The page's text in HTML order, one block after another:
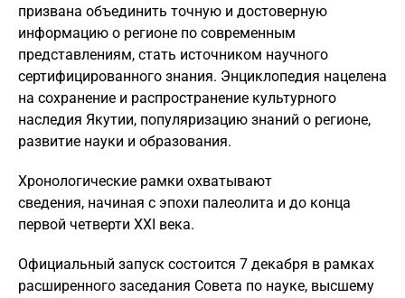
призвана объединить точную и достоверную
информацию о регионе по современным
представлениям, стать источником научного
сертифицированного знания. Энциклопедия нацелена
на сохранение и распространение культурного
наследия Якутии, популяризацию знаний о регионе,
развитие науки и образования.
Хронологические рамки охватывают
сведения, начиная с эпохи палеолита и до конца
первой четверти XXI века.
Официальный запуск состоится 7 декабря в рамках
расширенного заседания Совета по науке, высшему